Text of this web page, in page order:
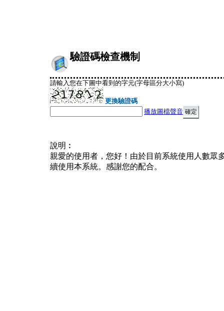
驗證碼檢查機制
請輸入您在下圖中看到的字元(字母區分大小寫)
更換驗證碼
播放圖檔聲音
說明︰
親愛的使用者，您好！由於目前系統使用人數眾
續使用本系統。感謝您的配合。